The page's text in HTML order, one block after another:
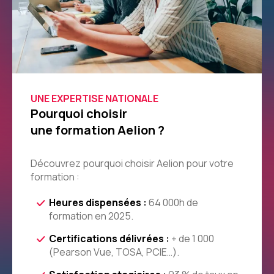
UNE EXPERTISE NATIONALE
Pourquoi choisir
une formation Aelion ?
Découvrez pourquoi choisir Aelion pour votre
formation :
Heures dispensées : 64 000h de
formation en 2025.
Certifications délivrées : + de 1 000
(Pearson Vue, TOSA, PCIE…).